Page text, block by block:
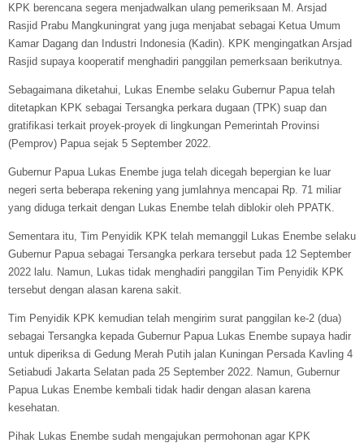
KPK berencana segera menjadwalkan ulang pemeriksaan M. Arsjad
Rasjid Prabu Mangkuningrat yang juga menjabat sebagai Ketua Umum
Kamar Dagang dan Industri Indonesia (Kadin). KPK mengingatkan Arsjad
Rasjid supaya kooperatif menghadiri panggilan pemerksaan berikutnya.
Sebagaimana diketahui, Lukas Enembe selaku Gubernur Papua telah
ditetapkan KPK sebagai Tersangka perkara dugaan (TPK) suap dan
gratifikasi terkait proyek-proyek di lingkungan Pemerintah Provinsi
(Pemprov) Papua sejak 5 September 2022.
Gubernur Papua Lukas Enembe juga telah dicegah bepergian ke luar
negeri serta beberapa rekening yang jumlahnya mencapai Rp. 71 miliar
yang diduga terkait dengan Lukas Enembe telah diblokir oleh PPATK.
Sementara itu, Tim Penyidik KPK telah memanggil Lukas Enembe selaku
Gubernur Papua sebagai Tersangka perkara tersebut pada 12 September
2022 lalu. Namun, Lukas tidak menghadiri panggilan Tim Penyidik KPK
tersebut dengan alasan karena sakit.
Tim Penyidik KPK kemudian telah mengirim surat panggilan ke-2 (dua)
sebagai Tersangka kepada Gubernur Papua Lukas Enembe supaya hadir
untuk diperiksa di Gedung Merah Putih jalan Kuningan Persada Kavling 4
Setiabudi Jakarta Selatan pada 25 September 2022. Namun, Gubernur
Papua Lukas Enembe kembali tidak hadir dengan alasan karena
kesehatan.
Pihak Lukas Enembe sudah mengajukan permohonan agar KPK